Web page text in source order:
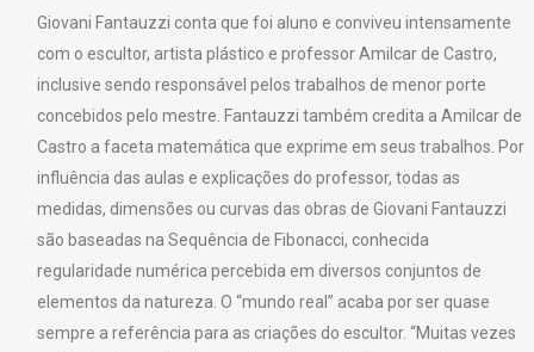
Giovani Fantauzzi conta que foi aluno e conviveu intensamente
com o escultor, artista plástico e professor Amilcar de Castro,
inclusive sendo responsável pelos trabalhos de menor porte
concebidos pelo mestre. Fantauzzi também credita a Amilcar de
Castro a faceta matemática que exprime em seus trabalhos. Por
influência das aulas e explicações do professor, todas as
medidas, dimensões ou curvas das obras de Giovani Fantauzzi
são baseadas na Sequência de Fibonacci, conhecida
regularidade numérica percebida em diversos conjuntos de
elementos da natureza. O “mundo real” acaba por ser quase
sempre a referência para as criações do escultor. “Muitas vezes